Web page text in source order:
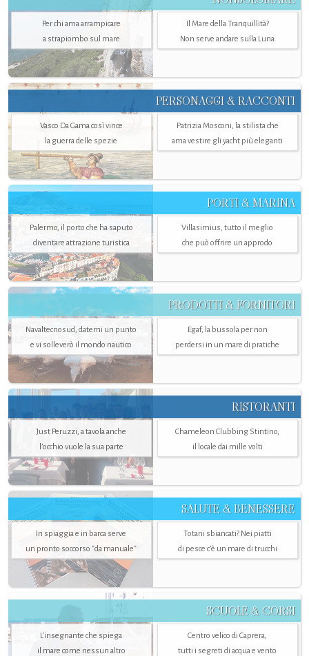
Per chi ama arrampicare
a strapiombo sul mare
Il Mare della Tranquillità?
Non serve andare sulla Luna
PERSONAGGI & RACCONTI
Vasco Da Gama così vince
la guerra delle spezie
Patrizia Mosconi, la stilista che
ama vestire gli yacht più eleganti
PORTI & MARINA
Palermo, il porto che ha saputo
diventare attrazione turistica
Villasimius, tutto il meglio
che può offrire un approdo
PRODOTTI & FORNITORI
Navaltecnosud, datemi un punto
e vi solleverò il mondo nautico
Egaf, la bussola per non
perdersi in un mare di pratiche
RISTORANTI
Just Peruzzi, a tavola anche
l’occhio vuole la sua parte
Chameleon Clubbing Stintino,
il locale dai mille volti
SALUTE & BENESSERE
In spiaggia e in barca serve
un pronto soccorso "da manuale"
Totani sbiancati? Nei piatti
di pesce c'è un mare di trucchi
SCUOLE & CORSI
L'insegnante che spiega
il mare come nessun altro
Centro velico di Caprera,
tutti i segreti di acqua e vento